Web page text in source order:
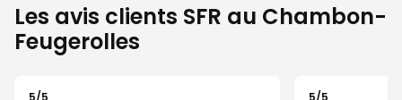
Les avis clients SFR au Chambon-
Feugerolles